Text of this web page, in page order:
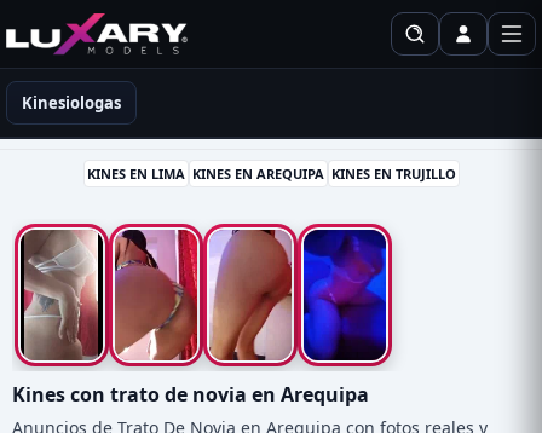
Kinesiólogas en Perú
Kinesiologas
KINES EN LIMA KINES EN AREQUIPA KINES EN TRUJILLO
Kines con trato de novia en Arequipa
Anuncios de Trato De Novia en Arequipa con fotos reales y